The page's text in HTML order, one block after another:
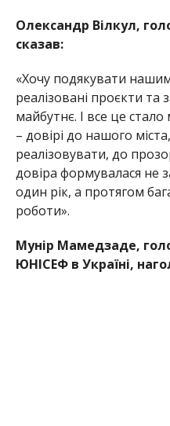
Олександр Вілкул,
сказав:
«Хочу подякувати
реалізовані проєкти та
майбутнє. І все це
– довірі до нашого
реалізовувати, до
довіра формувалася не
один рік, а протягом
роботи».
Мунір Мамедзаде,
ЮНІСЕФ в Україні,